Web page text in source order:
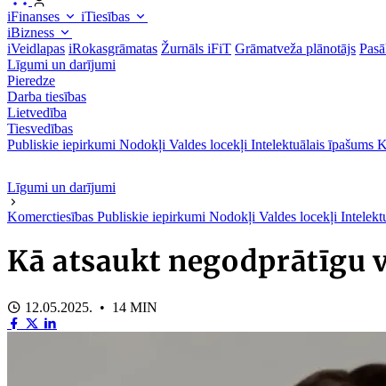
iFinanses
iTiesības
iBizness
iVeidlapas iRokasgrāmatas Žurnāls iFiT Grāmatveža plānotājs
Līgumi un darījumi
Pieredze
Darba tiesības
Lietvedība
Tiesvedības
Publiskie iepirkumi Nodokļi Valdes locekļi Intelektuālais īpašums
Līgumi un darījumi
Komerctiesības Publiskie iepirkumi Nodokļi Valdes locekļi
Kā atsaukt negodprātīgu
12.05.2025. • 14 MIN